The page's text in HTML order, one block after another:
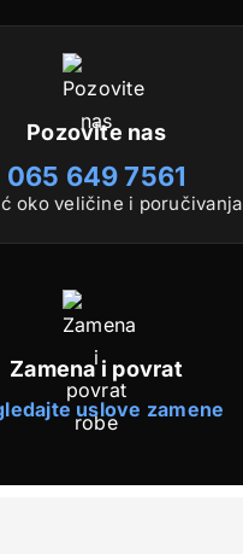
Pozovite nas
065 649 7561
oko veličine i poručivanja
Zamena i povrat
uslove zamene